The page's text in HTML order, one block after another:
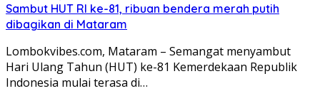
Sambut HUT RI ke-81, ribuan bendera merah putih
dibagikan di Mataram
Lombokvibes.com, Mataram – Semangat menyambut
Hari Ulang Tahun (HUT) ke-81 Kemerdekaan Republik
Indonesia mulai terasa di…